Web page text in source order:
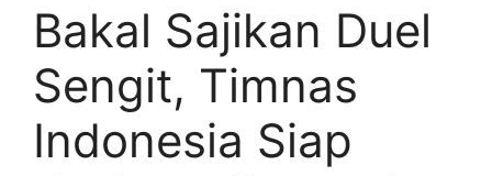
Bakal Sajikan Duel
Sengit, Timnas
Indonesia Siap